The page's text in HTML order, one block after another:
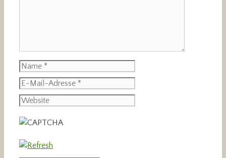
Name
E-
Mail-
Adresse
Website